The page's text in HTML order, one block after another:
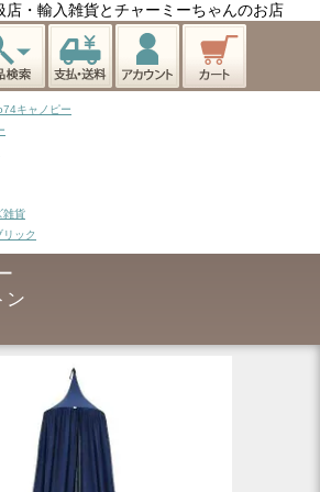
・輸入雑貨とチャーミーちゃんのお店
キャノピー
雑貨
リック
ン